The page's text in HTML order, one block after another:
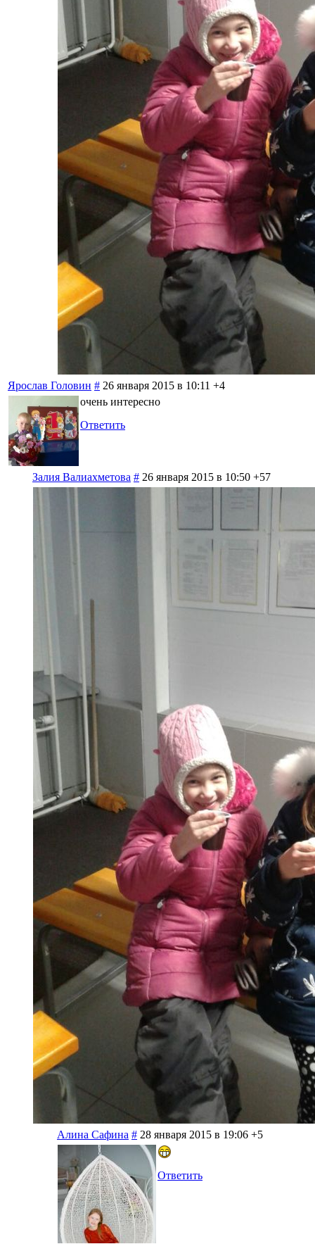
Ярослав Головин # 26 января 2015 в 10:11 +4
очень интересно
Ответить
Залия Валиахметова # 26 января 2015 в 10:50 +57
Алина Сафина # 28 января 2015 в 19:06 +5
Ответить